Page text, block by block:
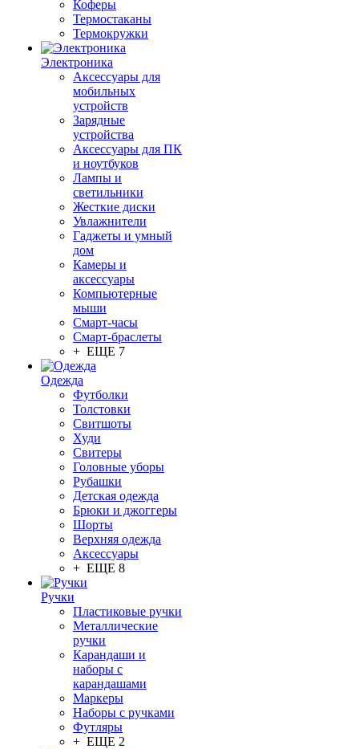
Коферы
Термостаканы
Термокружки
Электроника
Аксессуары для
мобильных
устройств
Зарядные
устройства
Аксессуары для ПК
и ноутбуков
Лампы и
светильники
Жесткие диски
Увлажнители
Гаджеты и умный
дом
Камеры и
аксессуары
Компьютерные
мыши
Смарт-часы
Смарт-браслеты
+ ЕЩЕ 7
Одежда
Футболки
Толстовки
Свитшоты
Худи
Свитеры
Головные уборы
Рубашки
Детская одежда
Брюки и джоггеры
Шорты
Верхняя одежда
Аксессуары
+ ЕЩЕ 8
Ручки
Пластиковые ручки
Металлические
ручки
Карандаши и
наборы с
карандашами
Маркеры
Наборы с ручками
Футляры
+ ЕЩЕ 2